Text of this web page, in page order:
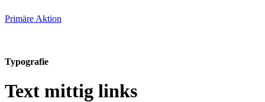
Primäre Aktion
Typografie
Text mittig links